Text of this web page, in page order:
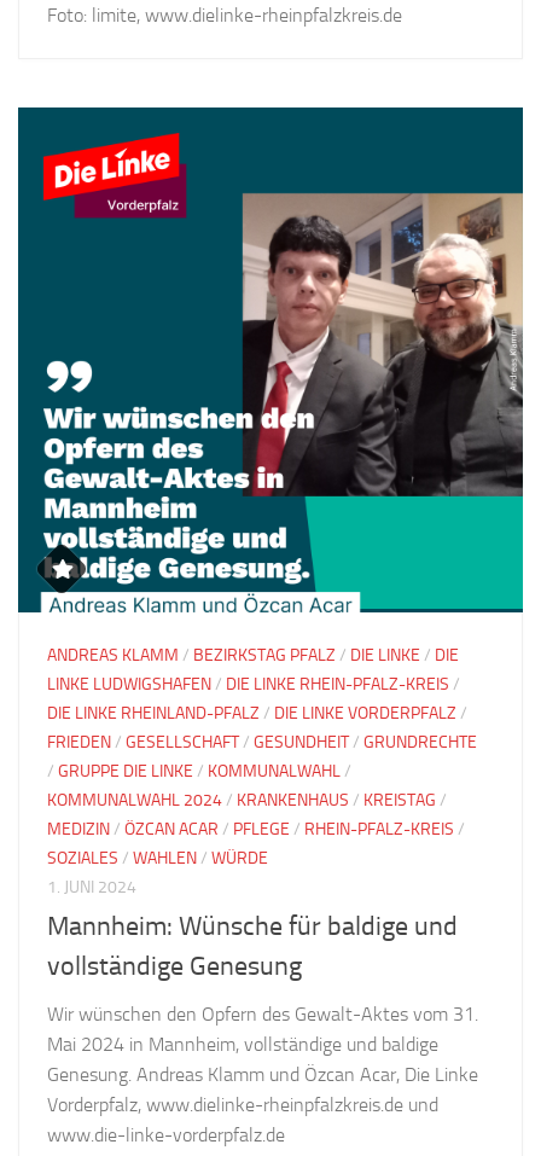
Foto: limite, www.dielinke-rheinpfalzkreis.de
ANDREAS KLAMM / BEZIRKSTAG PFALZ / DIE LINKE / DIE
LINKE LUDWIGSHAFEN/ DIE LINKE RHEIN-PFALZ-KREIS /
DIE LINKE RHEINLAND-PFALZ / DIE LINKE VORDERPFALZ /
FRIEDEN/ GESELLSCHAFT/ GESUNDHEIT/ GRUNDRECHTE
/ GRUPPE DIE LINKE / KOMMUNALWAHL/
KOMMUNALWAHL 2024/ KRANKENHAUS / KREISTAG /
MEDIZIN/ ÖZCAN ACAR / PFLEGE / RHEIN-PFALZ-KREIS /
SOZIALES / WAHLEN/ WÜRDE
1. JUNI 2024
Mannheim: Wünsche für baldige und
vollständige Genesung
Wir wünschen den Opfern des Gewalt-Aktes vom 31.
Mai 2024 in Mannheim, vollständige und baldige
Genesung. Andreas Klamm und Özcan Acar, Die Linke
Vorderpfalz, www.dielinke-rheinpfalzkreis.de und
www.die-linke-vorderpfalz.de